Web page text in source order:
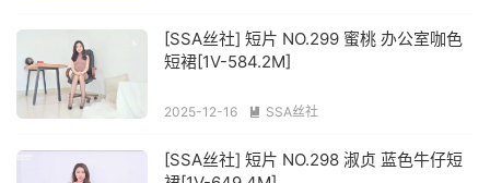
[SSA丝社] 短片 NO.299 蜜桃 办公室咖色
短裙[1V-584.2M]
2025-12-16  SSA丝社
[SSA丝社] 短片 NO.298 淑贞 蓝色牛仔短